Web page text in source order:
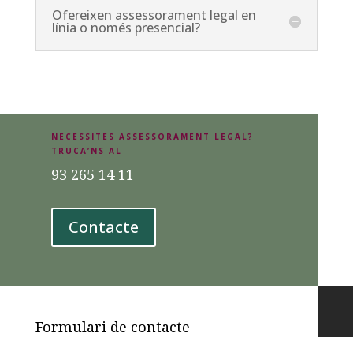
Ofereixen assessorament legal en
línia o només presencial?
NECESSITES ASSESSORAMENT LEGAL?
TRUCA’NS AL
93 265 14 11
Contacte
Formulari de contacte